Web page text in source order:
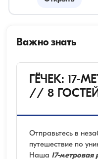
Важно знать
ГЁЧЕК: 17-
// 8 ГОСТЕЙ
Отправьтесь в
путешествие по
Наша 17-метровая